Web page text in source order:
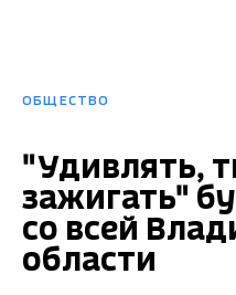
ОБЩЕСТВО
"Удивлять,
зажигать"
со всей
области